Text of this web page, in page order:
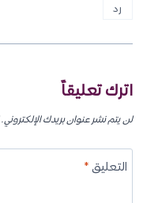
رد
اترك تعليقاً
لن يتم نشر عنوان بريدك الإلكتروني.
التعليق*